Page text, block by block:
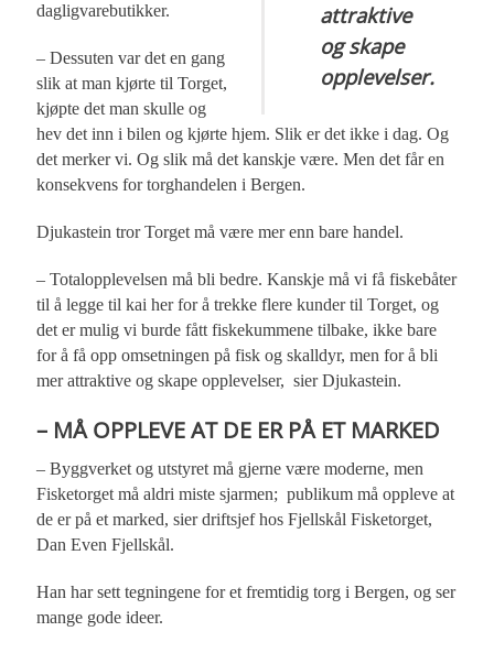
attraktive
og skape
opplevelser.
dagligvarebutikker.
– Dessuten var det en gang
slik at man kjørte til Torget,
kjøpte det man skulle og
hev det inn i bilen og kjørte hjem. Slik er det ikke i dag. Og
det merker vi. Og slik må det kanskje være. Men det får en
konsekvens for torghandelen i Bergen.
Djukastein tror Torget må være mer enn bare handel.
– Totalopplevelsen må bli bedre. Kanskje må vi få fiskebåter
til å legge til kai her for å trekke flere kunder til Torget, og
det er mulig vi burde fått fiskekummene tilbake, ikke bare
for å få opp omsetningen på fisk og skalldyr, men for å bli
mer attraktive og skape opplevelser, sier Djukastein.
– MÅ OPPLEVE AT DE ER PÅ ET MARKED
– Byggverket og utstyret må gjerne være moderne, men
Fisketorget må aldri miste sjarmen; publikum må oppleve at
de er på et marked, sier driftsjef hos Fjellskål Fisketorget,
Dan Even Fjellskål.
Han har sett tegningene for et fremtidig torg i Bergen, og ser
mange gode ideer.